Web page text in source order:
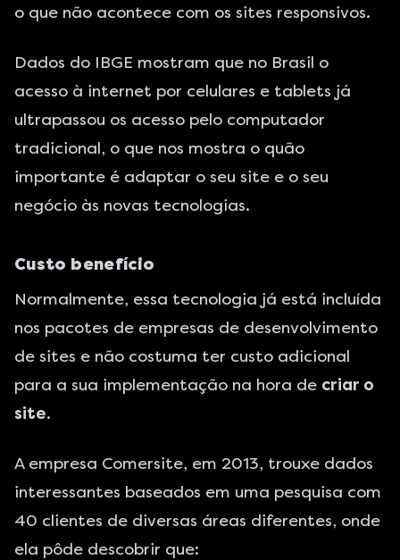
o que não acontece com os sites responsivos.
Dados do IBGE mostram que no Brasil o
acesso à internet por celulares e tablets já
ultrapassou os acesso pelo computador
tradicional, o que nos mostra o quão
importante é adaptar o seu site e o seu
negócio às novas tecnologias.
Custo benefício
Normalmente, essa tecnologia já está incluída
nos pacotes de empresas de desenvolvimento
de sites e não costuma ter custo adicional
para a sua implementação na hora de criar o
site.
A empresa Comersite, em 2013, trouxe dados
interessantes baseados em uma pesquisa com
40 clientes de diversas áreas diferentes, onde
ela pôde descobrir que: